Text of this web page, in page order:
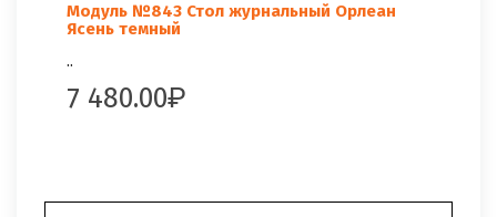
Модуль №843 Стол журнальный Орлеан
Ясень темный
..
7 480.00